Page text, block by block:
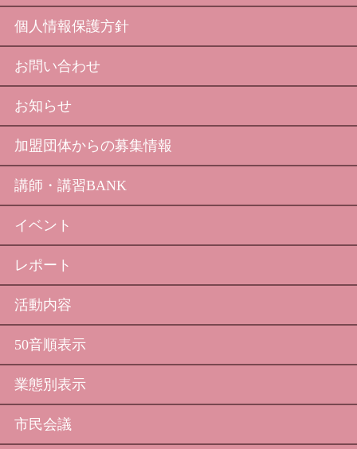
個人情報保護方針
お問い合わせ
お知らせ
加盟団体からの募集情報
講師・講習BANK
イベント
レポート
活動内容
50音順表示
業態別表示
市民会議